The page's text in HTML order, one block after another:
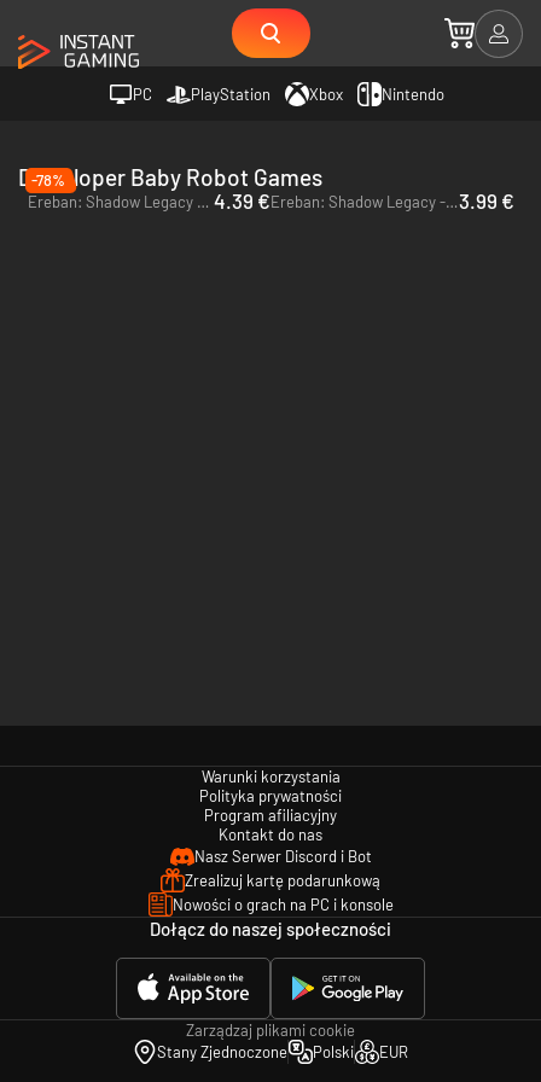
PC PlayStation Xbox Nintendo
Deweloper Baby Robot Games
-78%
Ereban: Shadow Legacy - PC (Steam) 4.39 € Ereban: Shadow Legacy - Xbox Series X|S3.99 €
Warunki korzystania
Polityka prywatności
Program afiliacyjny
Kontakt do nas
Nasz Serwer Discord i Bot
Zrealizuj kartę podarunkową
Nowości o grach na PC i konsole
Dołącz do naszej społeczności
Zarządzaj plikami cookie
Stany Zjednoczone
Polski EUR